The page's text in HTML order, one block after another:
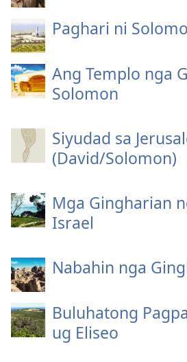
Paghari ni
Ang Templo nga
Solomon
Siyudad sa
(David/Solomon)
Mga Gingharian
Israel
Nabahin nga
Buluhatong
ug Eliseo